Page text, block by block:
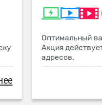
Оптимальный
Акция
адресов.